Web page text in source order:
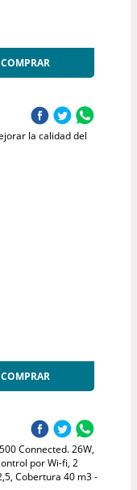
COMPRAR
la calidad del
COMPRAR
Connected. 26W,
por Wi-fi, 2
Cobertura 40 m3 -